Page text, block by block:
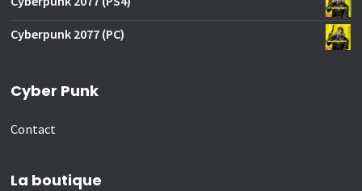
Cyberpunk 2077 (PC)
Cyber Punk
Contact
La boutique